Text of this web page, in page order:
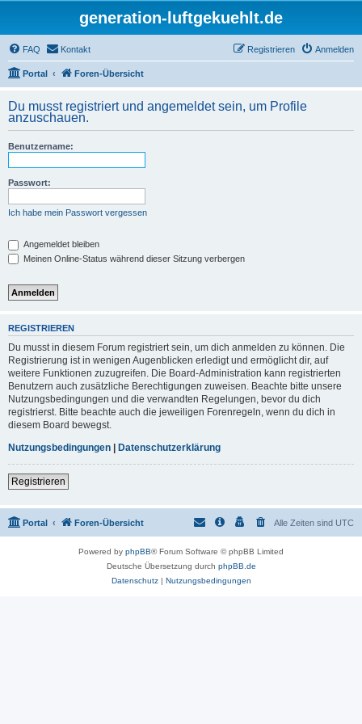
generation-luftgekuehlt.de
FAQ Kontakt Anmelden
Registrieren
Portal Foren-Übersicht
Du musst registriert und angemeldet sein, um Profile
anzuschauen.
Benutzername:
Passwort:
Ich habe mein Passwort vergessen
Angemeldet bleiben
Meinen Online-Status während dieser Sitzung verbergen
REGISTRIEREN
Du musst in diesem Forum registriert sein, um dich anmelden zu können. Die
Registrierung ist in wenigen Augenblicken erledigt und ermöglicht dir, auf
weitere Funktionen zuzugreifen. Die Board-Administration kann registrierten
Benutzern auch zusätzliche Berechtigungen zuweisen. Beachte bitte unsere
Nutzungsbedingungen und die verwandten Regelungen, bevor du dich
registrierst. Bitte beachte auch die jeweiligen Forenregeln, wenn du dich in
diesem Board bewegst.
Nutzungsbedingungen | Datenschutzerklärung
Registrieren
Portal Foren-Übersicht Alle Zeiten sind UTC
Powered by phpBB® Forum Software © phpBB Limited
Deutsche Übersetzung durch phpBB.de
Datenschutz| Nutzungsbedingungen